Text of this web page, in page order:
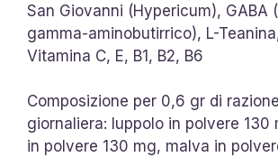
San Giovanni (Hypericum), GABA
gamma-aminobutirrico), L-
Vitamina C, E, B1, B2, B6
Composizione per 0,6 gr di razione
giornaliera: luppolo in polvere 130
in polvere 130 mg, malva in